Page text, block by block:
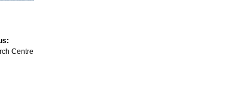
Centre